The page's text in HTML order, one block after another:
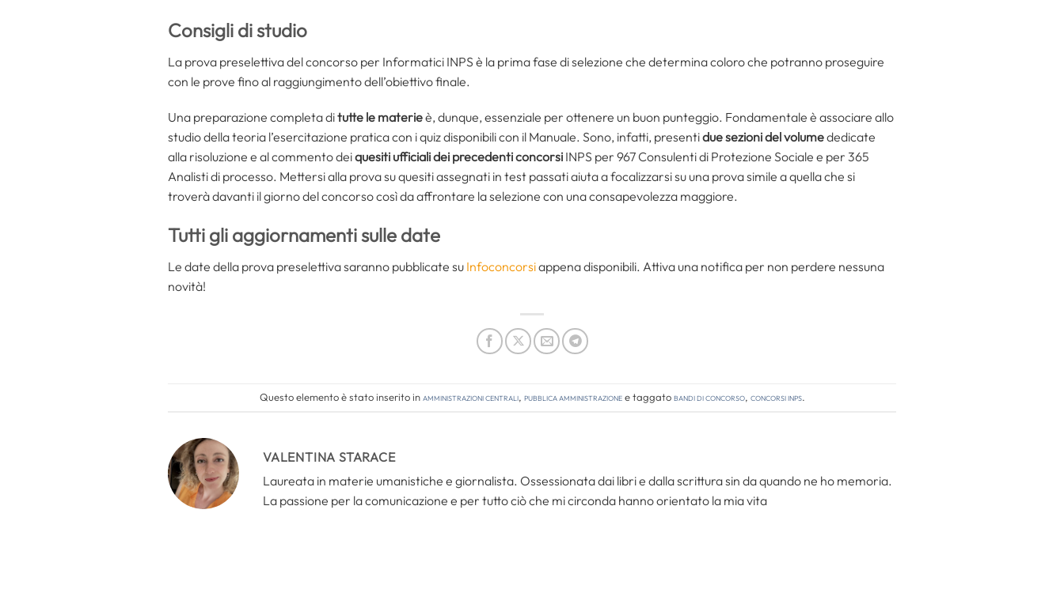
Consigli di studio
La prova preselettiva del concorso per Informatici INPS è la prima fase di selezione che determina coloro che potranno proseguire
con le prove fino al raggiungimento dell’obiettivo finale.
Una preparazione completa ditutte le materieè, dunque, essenziale per ottenere un buon punteggio. Fondamentale è associare allo
studio della teoria l’esercitazione pratica con i quiz disponibili con il Manuale. Sono, infatti, presentidue sezioni del volumededicate
alla risoluzione e al commento deiquesiti ufficiali dei precedenti concorsi INPS per 967 Consulenti di Protezione Sociale e per 365
Analisti di processo. Mettersi alla prova su quesiti assegnati in test passati aiuta a focalizzarsi su una prova simile a quella che si
troverà davanti il giorno del concorso così da affrontare la selezione con una consapevolezza maggiore.
Tutti gli aggiornamenti sulle date
Le date della prova preselettiva saranno pubblicate su Infoconcorsiappena disponibili. Attiva una notifica per non perdere nessuna
novità!
Questo elemento è stato inserito inAmministrazioni Centrali, Pubblica amministrazionee taggatobandi di concorso, concorsi inps.
VALENTINA STARACE
Laureata in materie umanistiche e giornalista. Ossessionata dai libri e dalla scrittura sin da quando ne ho memoria.
La passione per la comunicazione e per tutto ciò che mi circonda hanno orientato la mia vita